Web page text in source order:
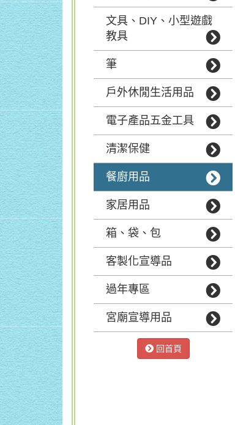
文具、DIY、小型遊戲
教具
筆
戶外休閒生活用品
電子產品五金工具
清潔保健
餐廚用品
家居用品
箱、袋、包
客製化宣導品
過年專區
宮廟宣導用品
回首頁